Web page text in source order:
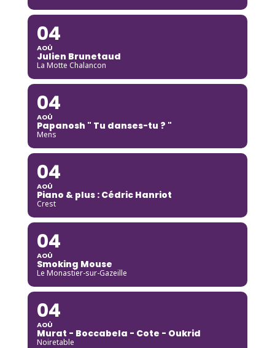
04
AOÛ
Julien Brunetaud
La Motte Chalancon
04
AOÛ
Papanosh " Tu danses-tu ? "
Mens
04
AOÛ
Piano & plus : Cédric Hanriot
Crest
04
AOÛ
Smoking Mouse
Le Monastier-sur-Gazeille
04
AOÛ
Murat - Boccabela - Cote - Oukrid
Noiretable